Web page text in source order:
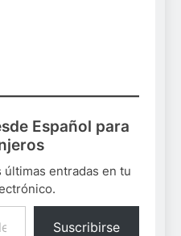
Español para
entradas en tu
Suscribirse